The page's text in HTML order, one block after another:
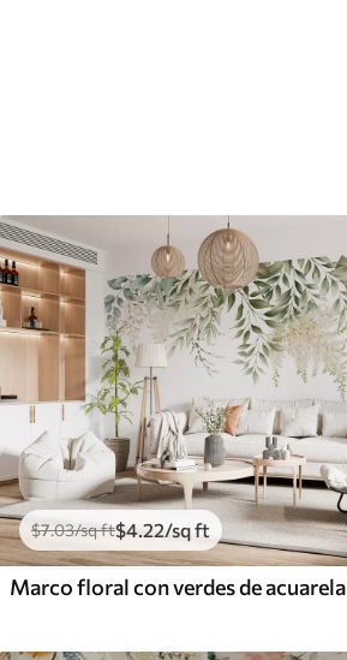
$7.03/sq ft$4.22/sq ft
Marco floral con verdes de acuarela